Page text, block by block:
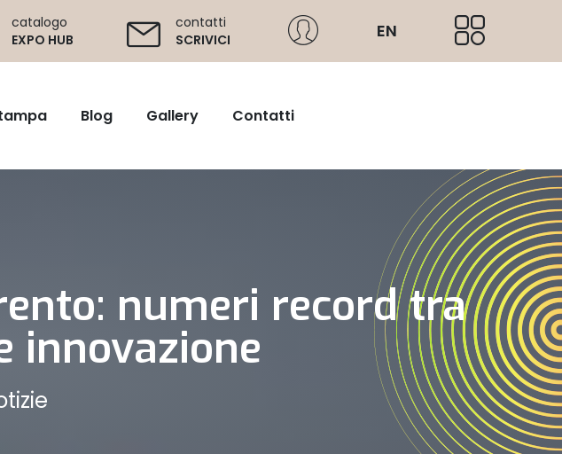
catalogo
EXPO HUB
contatti
SCRIVICI
EN
Blog Gallery Contatti
numeri record tra
innovazione